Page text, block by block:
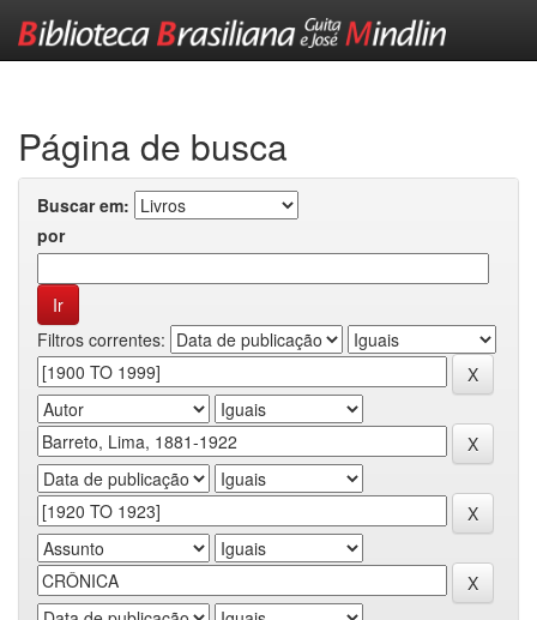
Página de busca
Buscar em:
por
Filtros correntes: